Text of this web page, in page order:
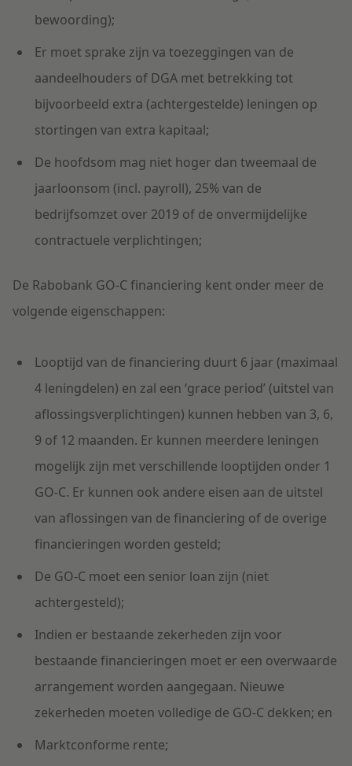
bewoording);
Er moet sprake zijn va toezeggingen van de
aandeelhouders of DGA met betrekking tot
bijvoorbeeld extra (achtergestelde) leningen op
stortingen van extra kapitaal;
De hoofdsom mag niet hoger dan tweemaal de
jaarloonsom (incl. payroll), 25% van de
bedrijfsomzet over 2019 of de onvermijdelijke
contractuele verplichtingen;
De Rabobank GO-C financiering kent onder meer de
volgende eigenschappen:
Looptijd van de financiering duurt 6 jaar (maximaal
4 leningdelen) en zal een ‘grace period’ (uitstel van
aflossingsverplichtingen) kunnen hebben van 3, 6,
9 of 12 maanden. Er kunnen meerdere leningen
mogelijk zijn met verschillende looptijden onder 1
GO-C. Er kunnen ook andere eisen aan de uitstel
van aflossingen van de financiering of de overige
financieringen worden gesteld;
De GO-C moet een senior loan zijn (niet
achtergesteld);
Indien er bestaande zekerheden zijn voor
bestaande financieringen moet er een overwaarde
arrangement worden aangegaan. Nieuwe
zekerheden moeten volledige de GO-C dekken; en
Marktconforme rente;